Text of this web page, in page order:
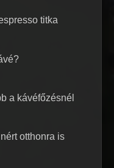
titka
a kávéfőzésnél
otthonra is